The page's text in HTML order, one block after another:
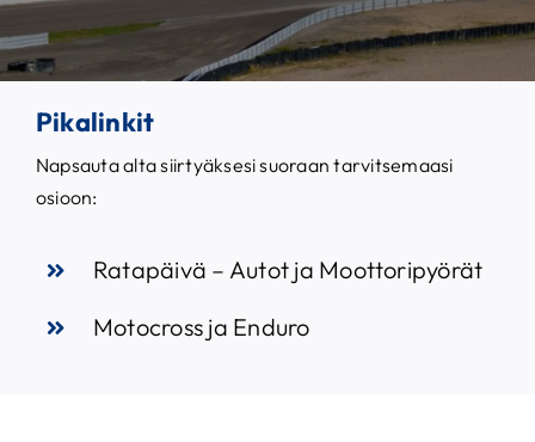
Pikalinkit
Napsauta alta siirtyäksesi suoraan tarvitsemaasi
osioon:
Ratapäivä – Autot ja Moottoripyörät
Motocross ja Enduro